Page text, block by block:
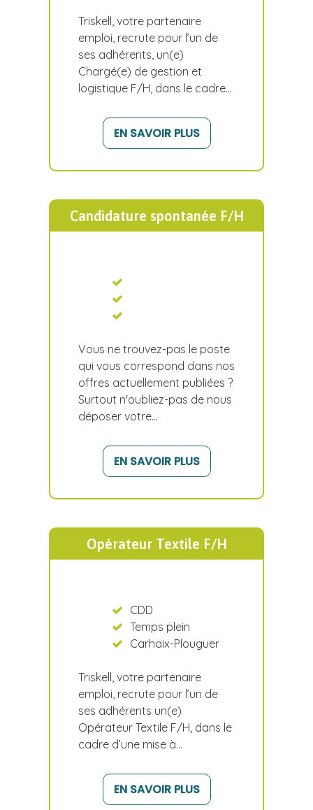
Triskell, votre partenaire
emploi, recrute pour l’un de
ses adhérents, un(e)
Chargé(e) de gestion et
logistique F/H, dans le cadre…
EN SAVOIR PLUS
Candidature spontanée F/H
Vous ne trouvez-pas le poste
qui vous correspond dans nos
offres actuellement publiées ?
Surtout n'oubliez-pas de nous
déposer votre…
EN SAVOIR PLUS
Opérateur Textile F/H
CDD
Temps plein
Carhaix-Plouguer
Triskell, votre partenaire
emploi, recrute pour l’un de
ses adhérents un(e)
Opérateur Textile F/H, dans le
cadre d’une mise à…
EN SAVOIR PLUS